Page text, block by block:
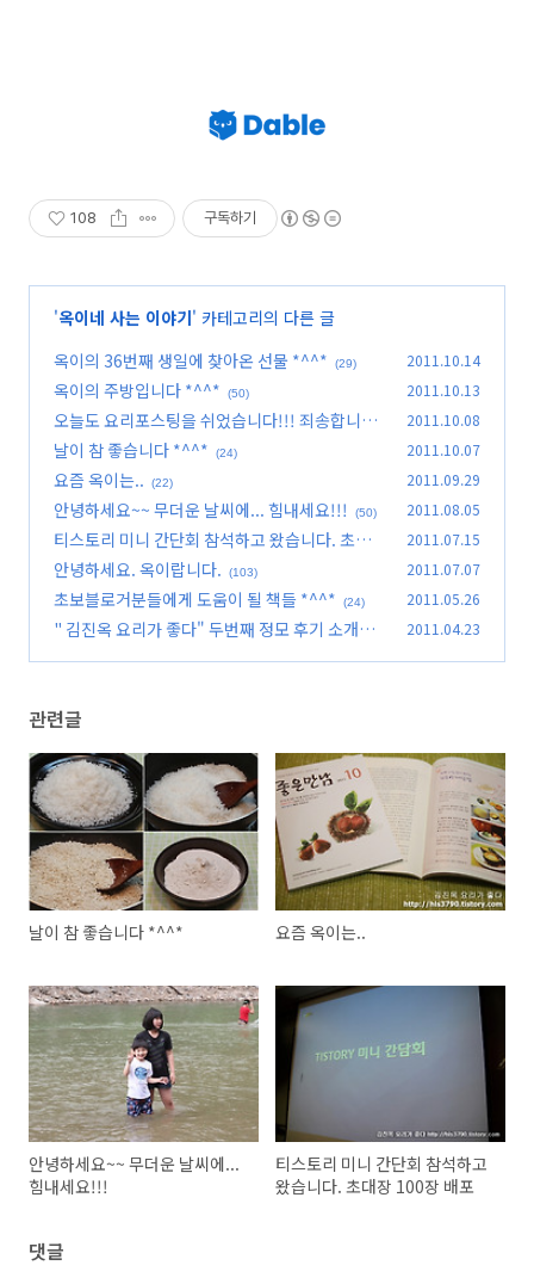
108 구독하기
'옥이네 사는 이야기' 카테고리의 다른 글
옥이의 36번째 생일에 찾아온 선물 *^^*
(29) 2011.10.14
옥이의 주방입니다 *^^* (50) 2011.10.13
오늘도 요리포스팅을 쉬었습니다!!! 죄송합니다.
(21)
2011.10.08
날이 참 좋습니다 *^^* (24) 2011.10.07
요즘 옥이는.. (22) 2011.09.29
안녕하세요~~ 무더운 날씨에... 힘내세요!!! (50) 2011.08.05
티스토리 미니 간단회 참석하고 왔습니다. 초대
장 100장 배포 (288)
2011.07.15
안녕하세요. 옥이랍니다. (103) 2011.07.07
초보블로거분들에게 도움이 될 책들 *^^* (24) 2011.05.26
" 김진옥 요리가 좋다" 두번째 정모 후기 소개합
2011.04.23
관련글
날이 참 좋습니다 *^^* 요즘 옥이는..
안녕하세요~~ 무더운 날씨에...
힘내세요!!!
티스토리 미니 간단회 참석하고
왔습니다. 초대장 100장 배포
댓글